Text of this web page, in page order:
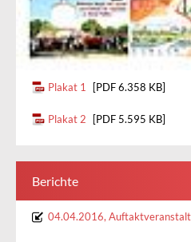
Plakat 1 [PDF 6.358 KB]
Plakat 2 [PDF 5.595 KB]
Berichte
04.04.2016,